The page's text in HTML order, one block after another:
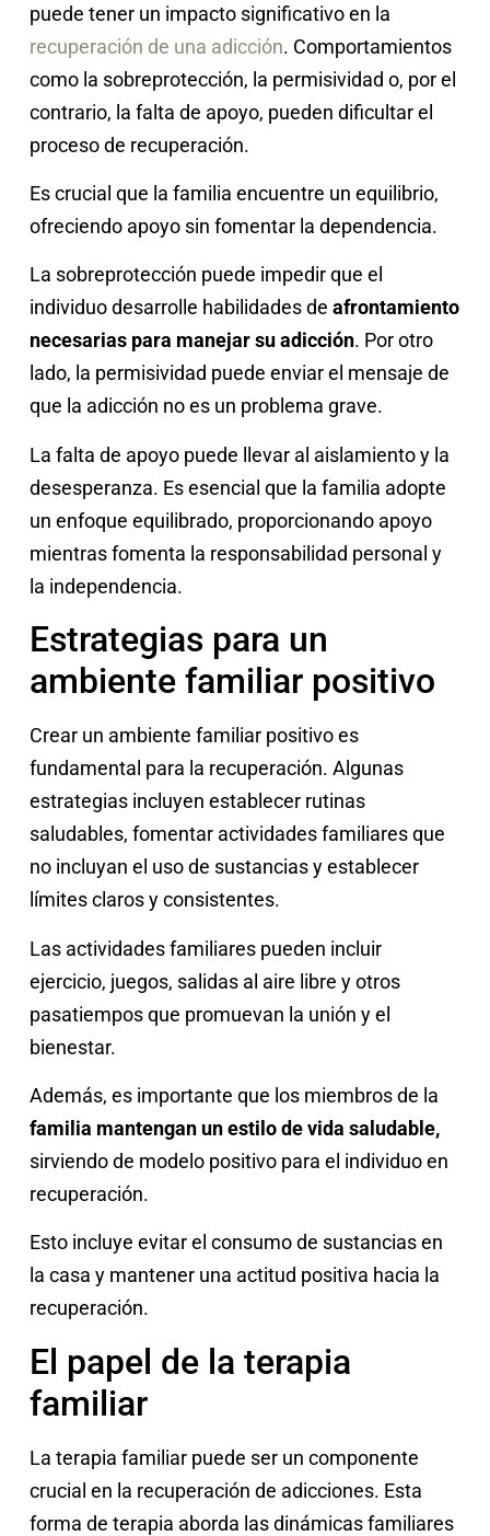
puede tener un impacto significativo en la
recuperación de una adicción. Comportamientos
como la sobreprotección, la permisividad o, por el
contrario, la falta de apoyo, pueden dificultar el
proceso de recuperación.
Es crucial que la familia encuentre un equilibrio,
ofreciendo apoyo sin fomentar la dependencia.
La sobreprotección puede impedir que el
individuo desarrolle habilidades de afrontamiento
necesarias para manejar su adicción. Por otro
lado, la permisividad puede enviar el mensaje de
que la adicción no es un problema grave.
La falta de apoyo puede llevar al aislamiento y la
desesperanza. Es esencial que la familia adopte
un enfoque equilibrado, proporcionando apoyo
mientras fomenta la responsabilidad personal y
la independencia.
Estrategias para un
ambiente familiar positivo
Crear un ambiente familiar positivo es
fundamental para la recuperación. Algunas
estrategias incluyen establecer rutinas
saludables, fomentar actividades familiares que
no incluyan el uso de sustancias y establecer
límites claros y consistentes.
Las actividades familiares pueden incluir
ejercicio, juegos, salidas al aire libre y otros
pasatiempos que promuevan la unión y el
bienestar.
Además, es importante que los miembros de la
familia mantengan un estilo de vida saludable,
sirviendo de modelo positivo para el individuo en
recuperación.
Esto incluye evitar el consumo de sustancias en
la casa y mantener una actitud positiva hacia la
recuperación.
El papel de la terapia
familiar
La terapia familiar puede ser un componente
crucial en la recuperación de adicciones. Esta
forma de terapia aborda las dinámicas familiares